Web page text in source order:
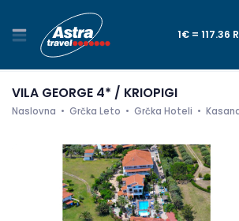
1€ = 117.36
VILA GEORGE 4* / KRIOPIGI
Naslovna Grčka Leto Grčka Hoteli